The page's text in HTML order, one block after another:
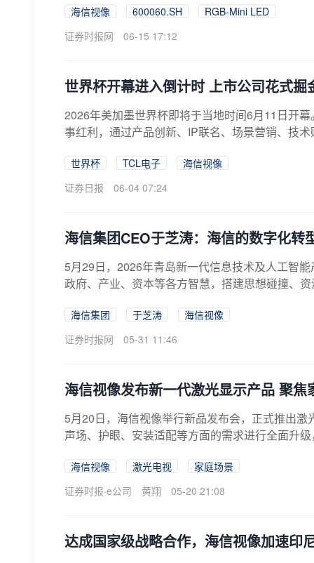
海信视像 600060.SH
RGB-Mini LED
证券时报网
06-15 17:12
世界杯开幕进入倒计时 上市公司花式掘
2026年美加墨世界杯即将于当地时间6月11日开
事红利，通过产品创新、IP联名、场景营销、技
世界杯 TCL电子
海信视像
证券日报
06-04 07:24
海信集团CEO于芝涛：海信的数字化转
5月29日，2026年青岛新一代信息技术及人工智能
政府、产业、资本等各方智慧，搭建思想碰撞、
海信集团 于芝涛
海信视像
证券时报网
05-31 11:46
海信视像发布新一代激光显示产品 聚焦
5月20日，海信视像举行新品发布会，正式推出
声场、护眼、安装适配等方面的需求进行全面升
海信视像 激光电视
家庭场景
证券时报·e公司
黄翔 05-20 21:08
达成国家级战略合作，海信视像加速印